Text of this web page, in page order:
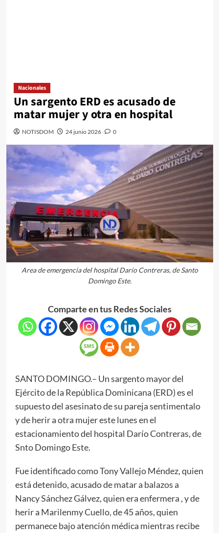
Nacionales
Un sargento ERD es acusado de
matar mujer y otra en hospital
NOTISDOM 24 junio 2026 0
Area de emergencia del hospital Darío Contreras, de Santo
Domingo Este.
Comparte en tus Redes Sociales
SANTO DOMINGO.– Un sargento mayor del
Ejército de la República Dominicana (ERD) es el
supuesto del asesinato de su pareja sentimentalo
y de herir a otra mujer este lunes en el
estacionamiento del hospital Darío Contreras, de
Snto Domingo Este.
Fue identificado como Tony Vallejo Méndez, quien
está detenido, acusado de matar a balazos a
Nancy Sánchez Gálvez, quien era enfermera , y de
herir a Marilenmy Cuello, de 45 años, quien
permanece bajo atención médica mientras recibe